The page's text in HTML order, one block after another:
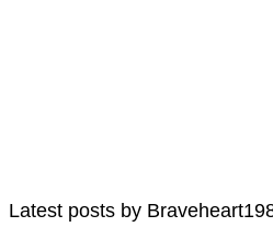
Latest posts by